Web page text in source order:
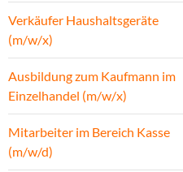
Verkäufer Haushaltsgeräte
(m/w/x)
Ausbildung zum Kaufmann im
Einzelhandel (m/w/x)
Mitarbeiter im Bereich Kasse
(m/w/d)